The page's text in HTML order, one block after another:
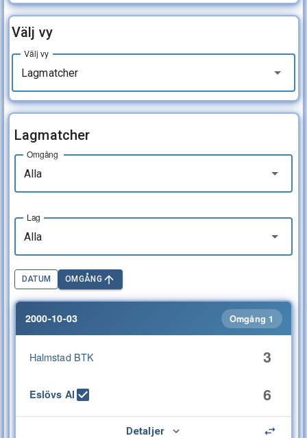
Välj vy
Lagmatcher
Välj vy
Lagmatcher
Alla
Omgång
Alla
Lag
DATUM OMGÅNG
2000-10-03 Omgång 1
Halmstad BTK 3
Eslövs AI 6
Detaljer